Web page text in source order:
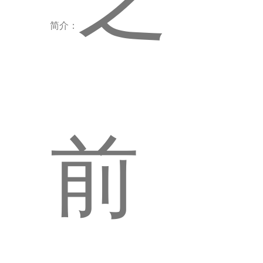
简介：
前